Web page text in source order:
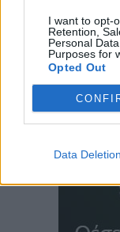
I want to opt-
Retention,
Personal
Purposes for
Opted Out
Data Deletion